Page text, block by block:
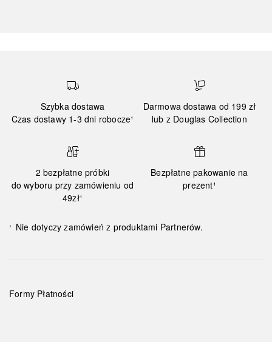
Szybka dostawa
Czas dostawy 1-3 dni robocze¹
Darmowa dostawa od 199 zł
lub z Douglas Collection
2 bezpłatne próbki
do wyboru przy zamówieniu od
49zł¹
Bezpłatne pakowanie na
prezent¹
¹ Nie dotyczy zamówień z produktami Partnerów.
Formy Płatności